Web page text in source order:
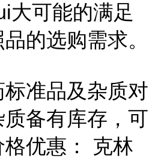
大可能的满足
的选购需求。
准品及杂质对
备有库存，可
优惠： 克林